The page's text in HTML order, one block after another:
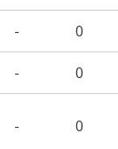
- 0
- 0
- 0